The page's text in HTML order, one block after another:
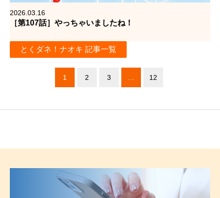
2026.03.16
［第107話］やっちゃいましたね！
とくダネ！ナオキ 記事一覧
1 2 3 12